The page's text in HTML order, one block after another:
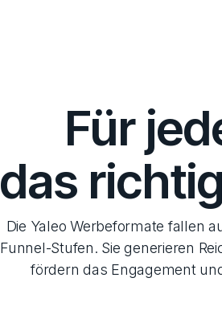
Für
das
Die Yaleo Werbeformate fallen
Funnel-Stufen. Sie generieren
fördern das Engagement